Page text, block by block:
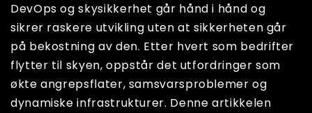
DevOps og skysikkerhet går hånd i hånd og
sikrer raskere utvikling uten at sikkerheten går
på bekostning av den. Etter hvert som bedrifter
flytter til skyen, oppstår det utfordringer som
økte angrepsflater, samsvarsproblemer og
dynamiske infrastrukturer. Denne artikkelen